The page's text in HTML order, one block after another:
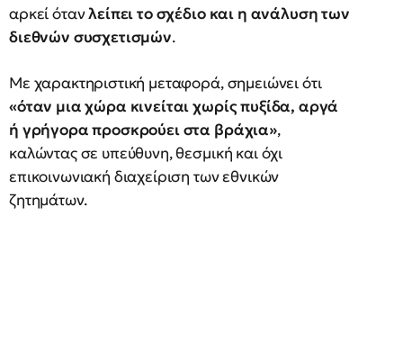
αρκεί ότανλείπει το σχέδιο και η ανάλυση των
διεθνών συσχετισμών.
Με χαρακτηριστική μεταφορά, σημειώνει ότι
«όταν μια χώρα κινείται χωρίς πυξίδα, αργά
ή γρήγορα προσκρούει στα βράχια»,
καλώντας σε υπεύθυνη, θεσμική και όχι
επικοινωνιακή διαχείριση των εθνικών
ζητημάτων.